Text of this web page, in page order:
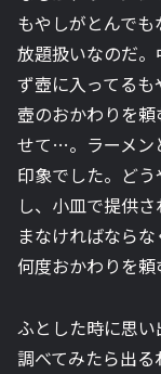
もやしがとんで
放題扱いなのだ
ず壺に入ってる
壺のおかわりを
せて…。ラーメン
印象でした。ど
し、小皿で提供
まなければなら
何度おかわりを
ふとした時に思
調べてみたら出